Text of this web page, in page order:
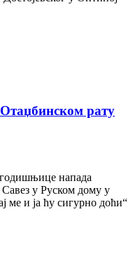
рату
напада
у Руском дому у
ме и ја ћу сигурно доћи“